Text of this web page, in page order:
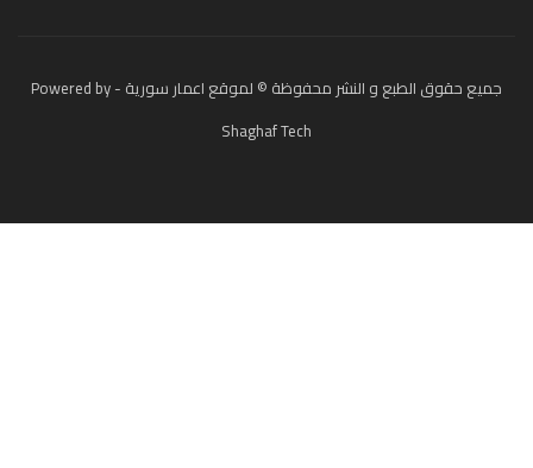
جميع حقوق الطبع و النشر محفوظة © لموقع اعمار سورية - Powered by
Shaghaf Tech